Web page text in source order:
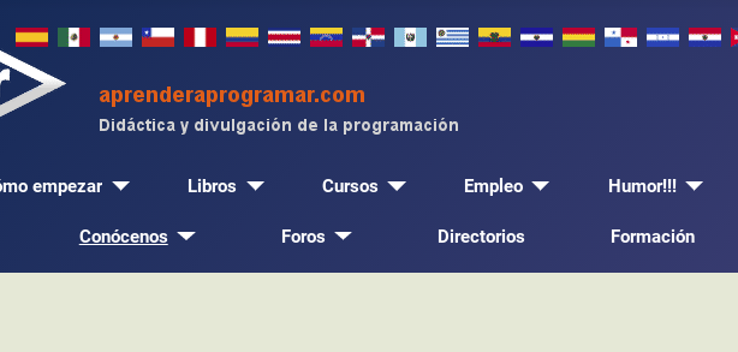
empezar Libros Cursos Empleo Humor!!!
Conócenos Foros Directorios Formación